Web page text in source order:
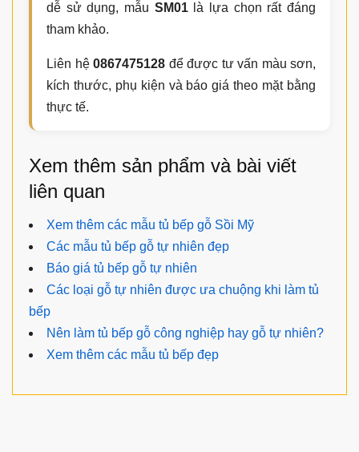
dễ sử dụng, mẫu SM01là lựa chọn rất đáng
tham khảo.
Liên hệ 0867475128 để được tư vấn màu sơn,
kích thước, phụ kiện và báo giá theo mặt bằng
thực tế.
Xem thêm sản phẩm và bài viết
liên quan
Xem thêm các mẫu tủ bếp gỗ Sồi Mỹ
Các mẫu tủ bếp gỗ tự nhiên đẹp
Báo giá tủ bếp gỗ tự nhiên
Các loại gỗ tự nhiên được ưa chuộng khi làm tủ
bếp
Nên làm tủ bếp gỗ công nghiệp hay gỗ tự nhiên?
Xem thêm các mẫu tủ bếp đẹp